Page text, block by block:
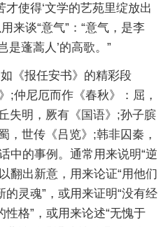
使得‘文学的艺苑里绽放出
来谈“意气”：“意气，是李
是蓬蒿人’的高歌。”
《报任安书》的精彩段
;仲尼厄而作《春秋》：屈，
失明，厥有《国语》;孙子膑
，世传《吕览》;韩非囚秦，
中的事例。通常用来说明“逆
翻出新意，用来论证“用他们
灵魂”，或用来证明“没有经
格”，或用来论述“无愧于